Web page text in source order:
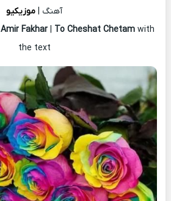
آهنگ | موزیکیو
Amir Fakhar| To Cheshat Chetam with
the text